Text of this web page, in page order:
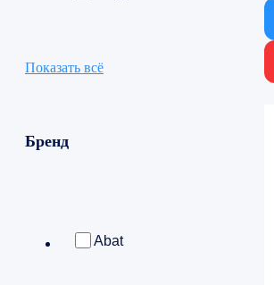
Показать всё
Бренд
Abat